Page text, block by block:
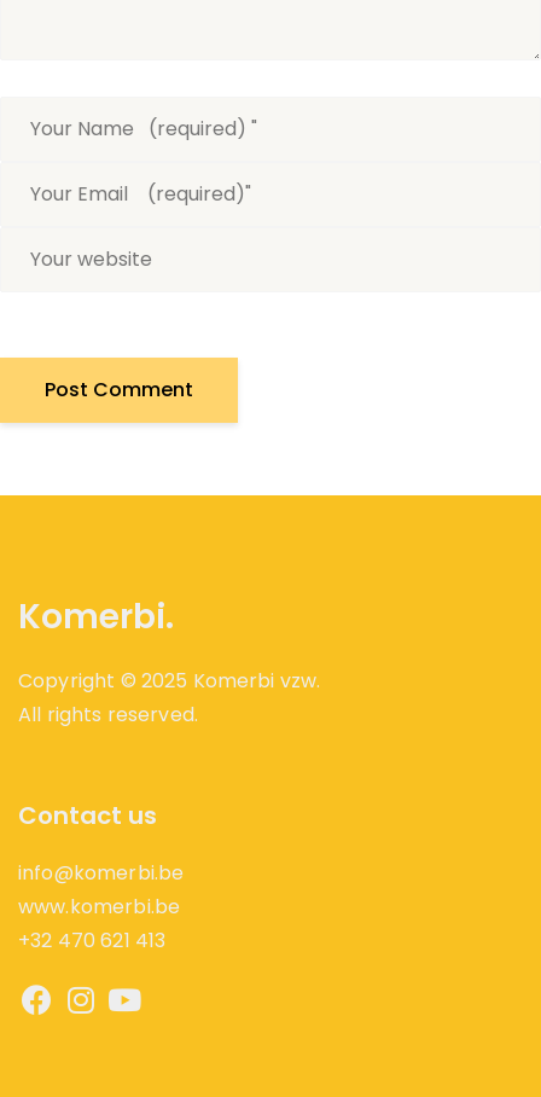
Komerbi.
Copyright © 2025 Komerbi vzw.
All rights reserved.
Contact us
info@komerbi.be
www.komerbi.be
+32 470 621 413